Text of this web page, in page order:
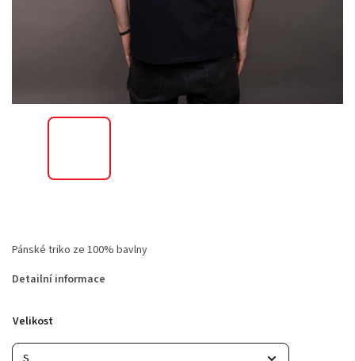
Pánské triko ze 100% bavlny
Detailní informace
Velikost